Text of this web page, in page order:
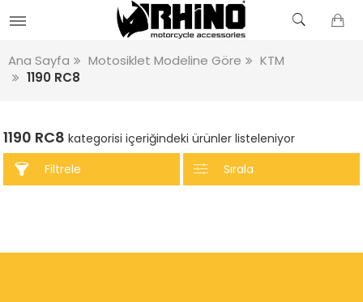
Ana Sayfa Motosiklet Modeline Göre
KTM
1190 RC8
1190 RC8 kategorisi içeriğindeki ürünler listeleniyor
Filtrele
Sırala